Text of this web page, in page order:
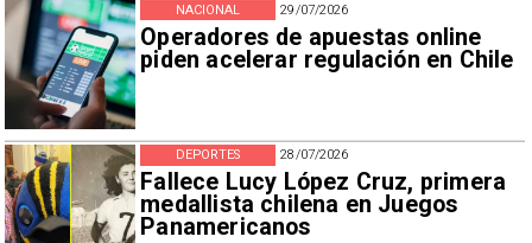
29/07/2026
Operadores de apuestas online
piden acelerar regulación en Chile
NACIONAL
28/07/2026
Fallece Lucy López Cruz, primera
medallista chilena en Juegos
Panamericanos
DEPORTES